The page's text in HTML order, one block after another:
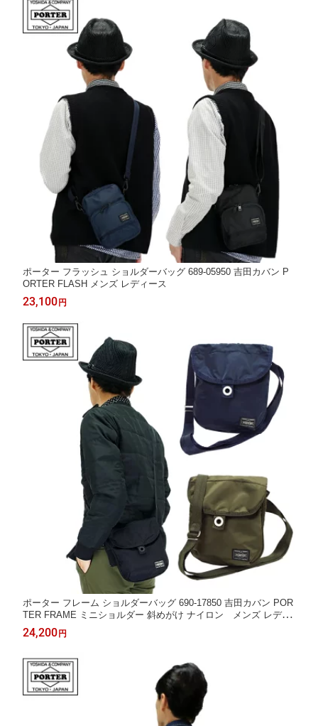
ポーター フラッシュ ショルダーバッグ 689-05950 吉田カバン P
ORTER FLASH メンズ レディース
23,100円
ポーター フレーム ショルダーバッグ 690-17850 吉田カバン POR
TER FRAME ミニショルダー 斜めがけ ナイロン メンズ レディ
ース
24,200円